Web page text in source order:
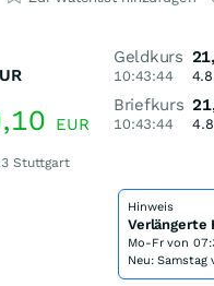
EUR
Stuttgart
Geldkurs
10:43:44
Briefkurs
10:43:44
Hinweis
Verlängerte
Mo-Fr von
Neu: